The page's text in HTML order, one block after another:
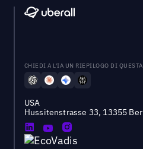
CHIEDI A L'IA UN RIEPILOGO DI
USA
Hussitenstrasse 33, 13355